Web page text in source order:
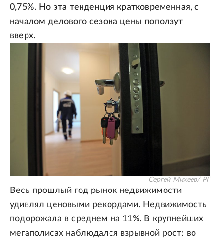
0,75%. Но эта тенденция кратковременная, с
началом делового сезона цены поползут
вверх.
Сергей Михеев/ РГ
Весь прошлый год рынок недвижимости
удивлял ценовыми рекордами. Недвижимость
подорожала в среднем на 11%. В крупнейших
мегаполисах наблюдался взрывной рост: во